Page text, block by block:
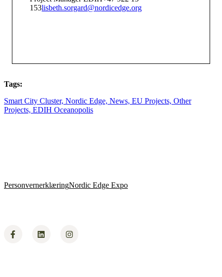
153lisbeth.sorgard@nordicedge.org
Tags:
Smart City Cluster, Nordic Edge, News, EU Projects, Other
Projects, EDIH Oceanopolis
PersonvernerklæringNordic Edge Expo